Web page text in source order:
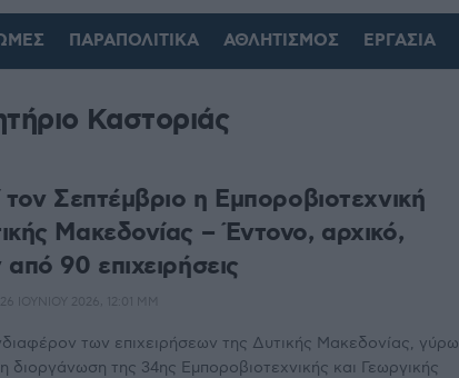
ΠΑΡΑΠΟΛΙΤΙΚΆ ΑΘΛΗΤΙΣΜΌΣ ΕΡΓΑΣΊΑ
Καστοριάς
τον Σεπτέμβριο η Εμποροβιοτεχνική
Μακεδονίας – Έντονο, αρχικό,
90 επιχειρήσεις
26 ΙΟΥΝΊΟΥ 2026, 12:01 ΜΜ
των επιχειρήσεων της Δυτικής Μακεδονίας, γύρω
διοργάνωση της 34ης Εμποροβιοτεχνικής και Γεωργικής